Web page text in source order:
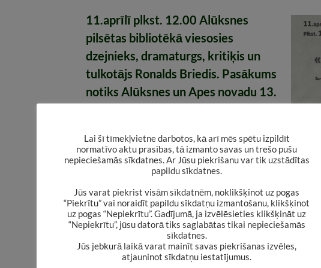
11.aprīlī plkst. 12.00 Alūksnes
pilsētas bibliotēkā viesosies
dzejnieks, dramaturgs, kritiķis un
tulkotājs Ronalds Briedis. Pasākums
notiks Alūksnes un Apes novadu 13.
Kultūrkapitāla fonds.
Ronalda Brieža literārie darbi publicēti visos
Latvijas literārās periodikas izdevumos,
portālos Latvijā un ārzemēs, kā arī iekļauti 4
antoloģijās un 9 kopkrājumos (tai skaitā
ungāriski un maķedoniski).
Lai šī tīmekļvietne darbotos, kā arī mēs spētu izpildīt
normatīvo aktu prasības, tā izmanto savas un trešo pušu
nepieciešamās sīkdatnes. Ar Jūsu piekrišanu var tik uzstādītas
papildu sīkdatnes.
Jūs varat piekrist visām sīkdatnēm, noklikšķinot uz pogas
“Piekrītu” vai noraidīt papildu sīkdatņu izmantošanu, klikšķinot
uz pogas “Nepiekrītu”. Gadījumā, ja izvēlēsieties klikšķināt uz
“Nepiekrītu”, jūsu datorā tiks saglabātas tikai nepieciešamās
sīkdatnes.
Jūs jebkurā laikā varat mainīt savas piekrišanas izvēles,
atjauninot sīkdatņu iestatījumus.